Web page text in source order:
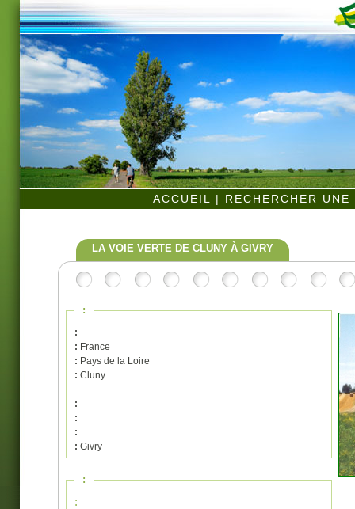
ACCUEIL | RECHERCHER
LA VOIE VERTE DE CLUNY À GIVRY
:
:
: France
: Pays de la Loire
: Cluny
:
:
:
: Givry
:
: